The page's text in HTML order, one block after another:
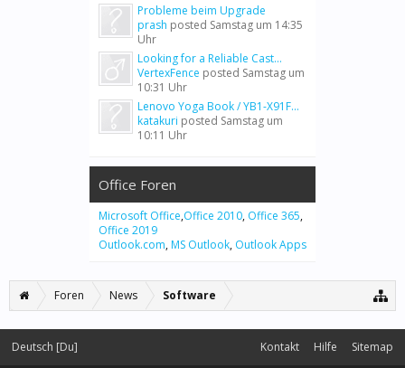
Probleme beim Upgrade
prash posted Samstag um 14:35
Uhr
Looking for a Reliable Cast...
VertexFence posted Samstag um
10:31 Uhr
Lenovo Yoga Book / YB1-X91F...
katakuri posted Samstag um
10:11 Uhr
Office Foren
Microsoft Office,Office 2010, Office 365,
Office 2019
Outlook.com, MS Outlook, Outlook Apps
Foren News Software
Deutsch [Du] Kontakt Hilfe Sitemap